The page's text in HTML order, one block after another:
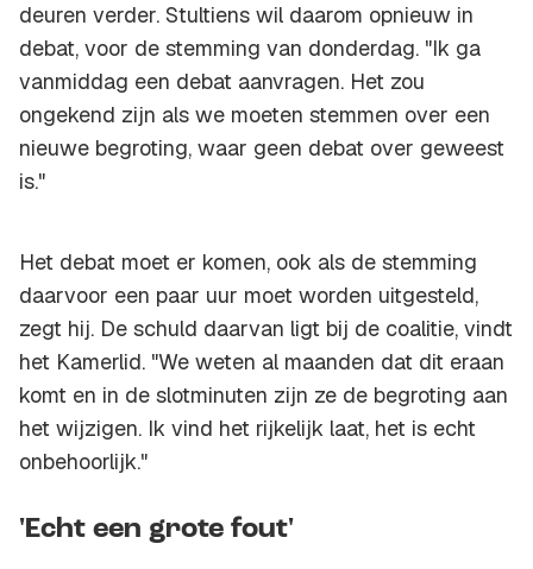
deuren verder. Stultiens wil daarom opnieuw in
debat, voor de stemming van donderdag. "Ik ga
vanmiddag een debat aanvragen. Het zou
ongekend zijn als we moeten stemmen over een
nieuwe begroting, waar geen debat over geweest
is."
Het debat moet er komen, ook als de stemming
daarvoor een paar uur moet worden uitgesteld,
zegt hij. De schuld daarvan ligt bij de coalitie, vindt
het Kamerlid. "We weten al maanden dat dit eraan
komt en in de slotminuten zijn ze de begroting aan
het wijzigen. Ik vind het rijkelijk laat, het is echt
onbehoorlijk."
'Echt een grote fout'